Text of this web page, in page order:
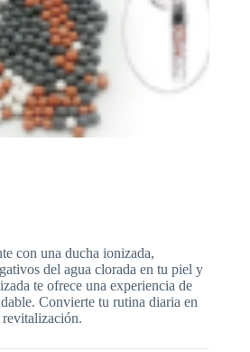
con una ducha ionizada,
del agua clorada en tu piel y
te ofrece una experiencia de
Convierte tu rutina diaria en